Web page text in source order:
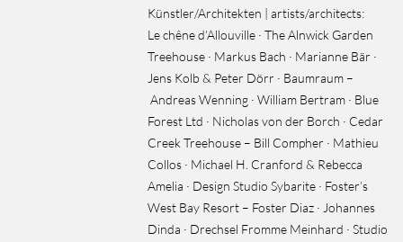
Künstler/Architekten | artists/architects:
Le chêne d’Allouville · The Alnwick Garden
Treehouse · Markus Bach · Marianne Bär ·
Jens Kolb & Peter Dörr · Baumraum –
Andreas Wenning · William Bertram · Blue
Forest Ltd · Nicholas von der Borch · Cedar
Creek Treehouse – Bill Compher · Mathieu
Collos · Michael H. Cranford & Rebecca
Amelia · Design Studio Sybarite · Foster’s
West Bay Resort – Foster Diaz · Johannes
Dinda · Drechsel Fromme Meinhard · Studio